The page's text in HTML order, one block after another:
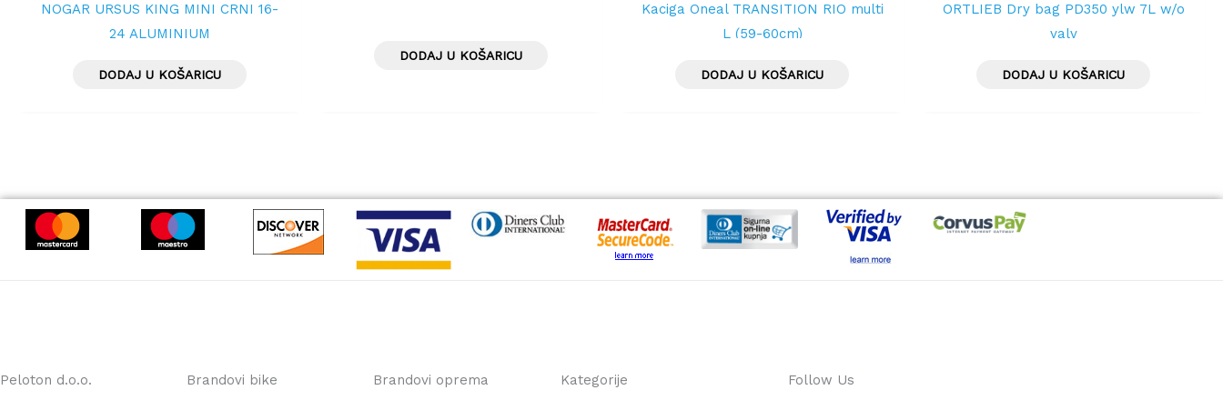
NOGAR URSUS KING MINI CRNI 16-
24 ALUMINIUM
DODAJ U KOŠARICU
DODAJ U KOŠARICU
Kaciga Oneal TRANSITION RIO multi
L (59-60cm)
DODAJ U KOŠARICU
ORTLIEB Dry bag PD350 ylw 7L w/o
valv
DODAJ U KOŠARICU
Peloton d.o.o. Brandovi bike Brandovi oprema Kategorije
Follow Us